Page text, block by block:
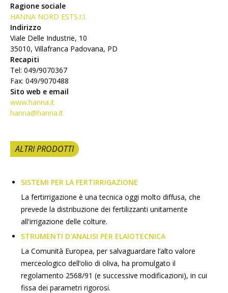
Ragione sociale
HANNA NORD ESTS.r.l.
Indirizzo
Viale Delle Industrie, 10
35010, Villafranca Padovana, PD
Recapiti
Tel: 049/9070367
Fax: 049/9070488
Sito web e email
www.hanna.it
hanna@hanna.it
ALTRI PRODOTTI
SISTEMI PER LA FERTIRRIGAZIONE
La fertirrigazione è una tecnica oggi molto diffusa, che
prevede la distribuzione dei fertilizzanti unitamente
all'irrigazione delle colture.
STRUMENTI D'ANALISI PER ELAIOTECNICA
La Comunità Europea, per salvaguardare l’alto valore
merceologico dell’olio di oliva, ha promulgato il
regolamento 2568/91 (e successive modificazioni), in cui
fissa dei parametri rigorosi.